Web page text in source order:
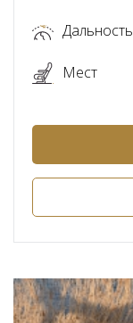
Дальность
Мест